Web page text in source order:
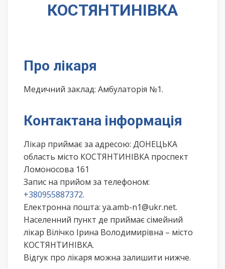
КОСТЯНТИНІВКА
Про лікаря
Медичний заклад: Амбулаторія №1.
Контактана інформація
Лікар приймає за адресою: ДОНЕЦЬКА
область місто КОСТЯНТИНІВКА проспект
Ломоносова 161
Запис на прийом за телефоном:
+380955887372.
Електронна пошта: ya.amb-n1@ukr.net.
Населенний пункт де приймає сімейний
лікар Вілічко Ірина Володимирівна – місто
КОСТЯНТИНІВКА.
Відгук про лікаря можна залишити нижче.